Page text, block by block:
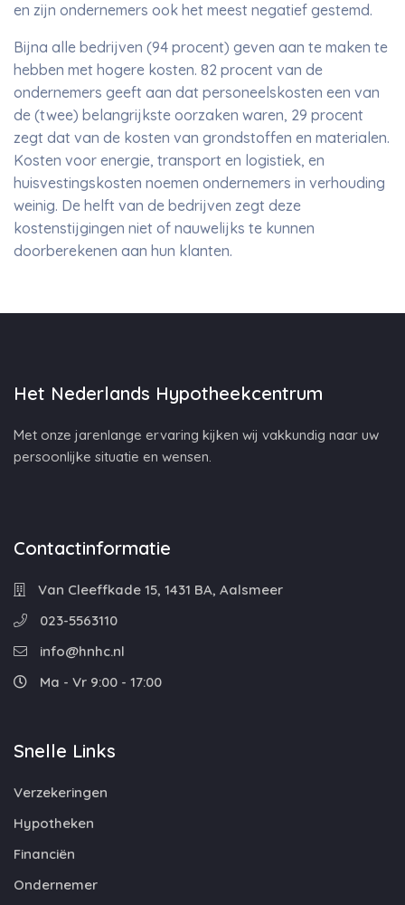
en zijn ondernemers ook het meest negatief gestemd.
Bijna alle bedrijven (94 procent) geven aan te maken te
hebben met hogere kosten. 82 procent van de
ondernemers geeft aan dat personeelskosten een van
de (twee) belangrijkste oorzaken waren, 29 procent
zegt dat van de kosten van grondstoffen en materialen.
Kosten voor energie, transport en logistiek, en
huisvestingskosten noemen ondernemers in verhouding
weinig. De helft van de bedrijven zegt deze
kostenstijgingen niet of nauwelijks te kunnen
doorberekenen aan hun klanten.
Het Nederlands Hypotheekcentrum
Met onze jarenlange ervaring kijken wij vakkundig naar uw
persoonlijke situatie en wensen.
Contactinformatie
Van Cleeffkade 15, 1431 BA, Aalsmeer
023-5563110
info@hnhc.nl
Ma - Vr 9:00 - 17:00
Snelle Links
Verzekeringen
Hypotheken
Financiën
Ondernemer